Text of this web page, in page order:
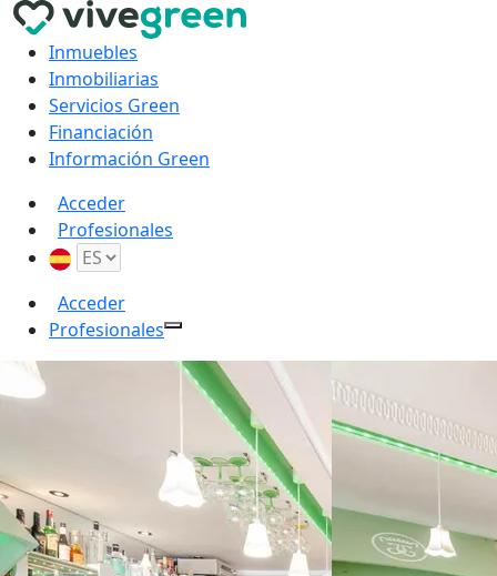
Inmuebles
Inmobiliarias
Servicios Green
Financiación
Información Green
Acceder
Profesionales
Acceder
Profesionales